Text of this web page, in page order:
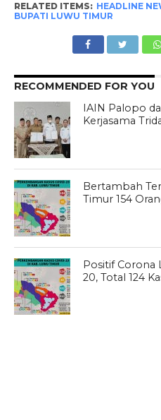
RELATED ITEMS: HEADLINE
BUPATI LUWU TIMUR
RECOMMENDED FOR YOU
IAIN Palopo
Kerjasama
Bertambah
Timur 154
Positif
20, Total 124